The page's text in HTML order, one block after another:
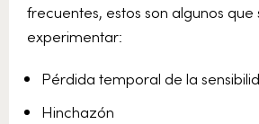
frecuentes, estos son algunos que
experimentar:
Pérdida temporal de la
Hinchazón